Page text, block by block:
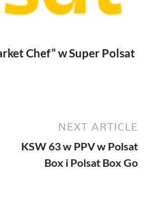
Chef” w Super Polsat
NEXT ARTICLE
KSW 63 w PPV w Polsat
Box i Polsat Box Go